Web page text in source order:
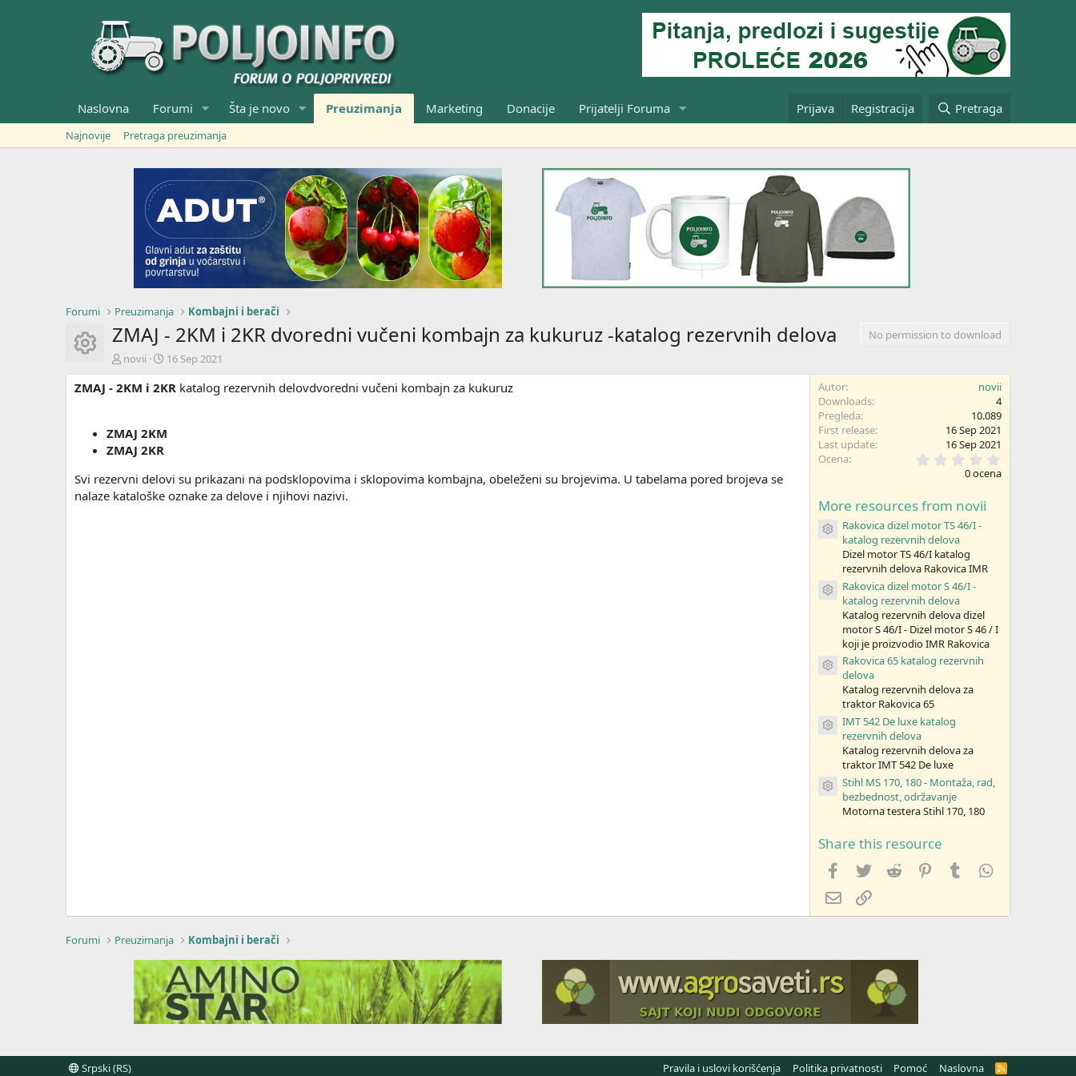
Naslovna Forumi Šta je novo Preuzimanja Marketing Donacije Prijatelji Foruma Prijava Registracija Pretraga
Najnovije Pretraga preuzimanja
Forumi Preuzimanja Kombajni i berači
Resource icon
ZMAJ - 2KM i 2KR dvoredni vučeni kombajn za kukuruz -katalog rezervnih delova
No permission to download
A
u
t
novii
C
r
e
i
a
t
16 Sep 2021
ZMAJ - 2KM i 2KR katalog rezervnih delovdvoredni vučeni kombajn za kukuruz
ZMAJ 2KM
ZMAJ 2KR
Svi rezervni delovi su prikazani na podsklopovima i sklopovima kombajna, obeleženi su brojevima. U tabelama pored brojeva se
nalaze kataloške oznake za delove i njihovi nazivi.
Autor
novii
Downloads
4
Pregleda
10.089
First release
16 Sep 2021
Last update
16 Sep 2021
Ocena
,
0
0 ocena
More resources from novii
Resource icon
Rakovica dizel motor TS 46/I -
katalog rezervnih delova
Dizel motor TS 46/I katalog
rezervnih delova Rakovica IMR
Resource icon
Rakovica dizel motor S 46/I -
katalog rezervnih delova
Katalog rezervnih delova dizel
motor S 46/I - Dizel motor S 46 / I
koji je proizvodio IMR Rakovica
Resource icon
Rakovica 65 katalog rezervnih
delova
Katalog rezervnih delova za
traktor Rakovica 65
Resource icon
IMT 542 De luxe katalog
rezervnih delova
Katalog rezervnih delova za
traktor IMT 542 De luxe
Resource icon
Stihl MS 170, 180 - Montaža, rad,
bezbednost, održavanje
Motorna testera Stihl 170, 180
Share this resource
Facebook
Twitter Reddit PinterestTumblr
Imejl
Forumi Preuzimanja Kombajni i berači
Srpski (RS) Pravila i uslovi korišćenja Politika privatnosti Pomoć Naslovna
R